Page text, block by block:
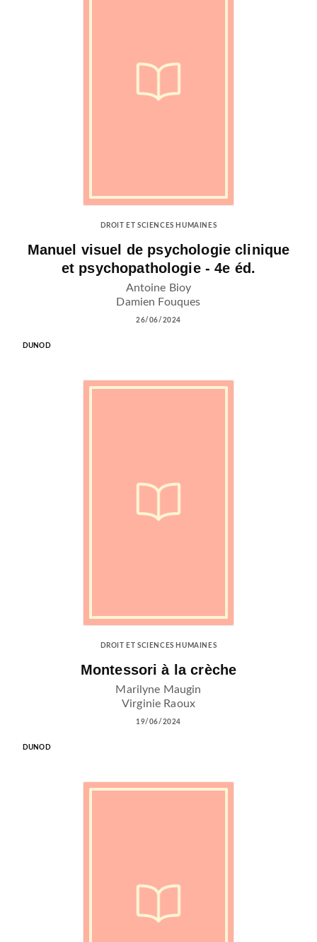
DROIT ET SCIENCES HUMAINES
Manuel visuel de psychologie clinique
et psychopathologie - 4e éd.
Antoine Bioy
Damien Fouques
26/06/2024
DUNOD
DROIT ET SCIENCES HUMAINES
Montessori à la crèche
Marilyne Maugin
Virginie Raoux
19/06/2024
DUNOD